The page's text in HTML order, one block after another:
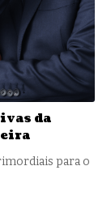
da
para o